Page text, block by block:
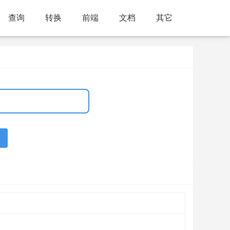
查询 转换 前端 文档 其它